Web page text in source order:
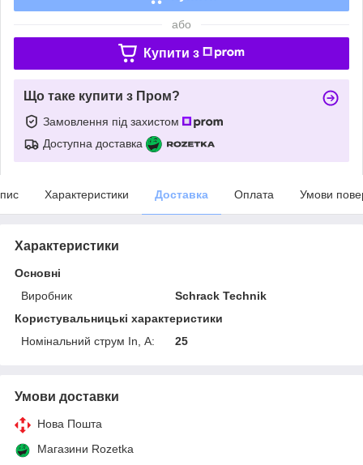
або
Купити з
Що таке купити з Пром?
Замовлення під захистом
Доступна доставка
Характеристики Доставка Оплата Умови
Характеристики
Основні
Виробник
Schrack Technik
Користувальницькі характеристики
Номінальний струм In, А:
25
Умови доставки
Нова Пошта
Магазини Rozetka